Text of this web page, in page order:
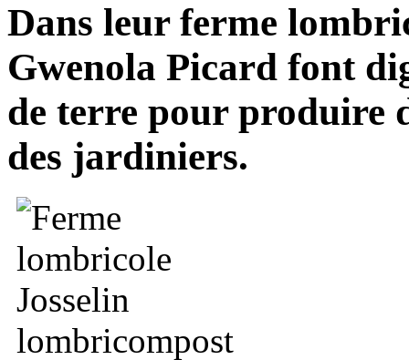
Dans leur ferme
Gwenola Picard font
de terre pour produire
des jardiniers.